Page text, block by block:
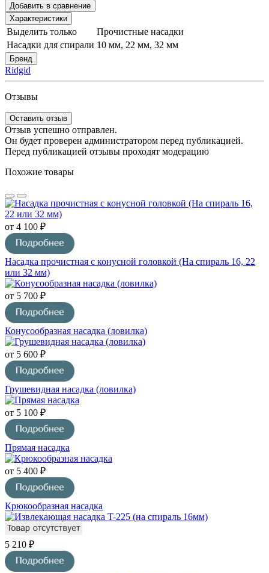
Добавить в сравнение
Характеристики
Выделить только
Прочистные насадки
Насадки для спирали 10 мм, 22 мм, 32 мм
Бренд
Ridgid
Отзывы
Оставить отзыв
Отзыв успешно отправлен.
Он будет проверен администратором перед публикацией.
Перед публикацией отзывы проходят модерацию
Похожие товары
от 4 100 ₽
Насадка прочистная с конусной головкой (На спираль 16, 22
или 32 мм)
от 5 700 ₽
Конусообразная насадка (ловилка)
от 5 600 ₽
Грушевидная насадка (ловилка)
от 5 100 ₽
Прямая насадка
от 5 400 ₽
Крюкообразная насадка
5 210 ₽